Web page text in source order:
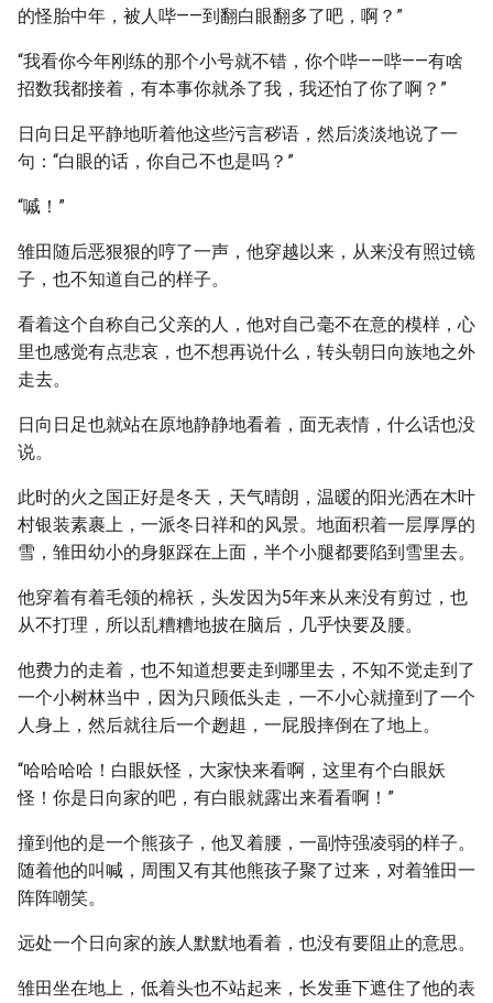
的怪胎中年，被人哔——到翻白眼翻多了吧，啊？”
“我看你今年刚练的那个小号就不错，你个哔——哔——有啥
招数我都接着，有本事你就杀了我，我还怕了你了啊？”
日向日足平静地听着他这些污言秽语，然后淡淡地说了一
句：“白眼的话，你自己不也是吗？”
“嘁！”
雏田随后恶狠狠的哼了一声，他穿越以来，从来没有照过镜
子，也不知道自己的样子。
看着这个自称自己父亲的人，他对自己毫不在意的模样，心
里也感觉有点悲哀，也不想再说什么，转头朝日向族地之外
走去。
日向日足也就站在原地静静地看着，面无表情，什么话也没
说。
此时的火之国正好是冬天，天气晴朗，温暖的阳光洒在木叶
村银装素裹上，一派冬日祥和的风景。地面积着一层厚厚的
雪，雏田幼小的身躯踩在上面，半个小腿都要陷到雪里去。
他穿着有着毛领的棉袄，头发因为5年来从来没有剪过，也
从不打理，所以乱糟糟地披在脑后，几乎快要及腰。
他费力的走着，也不知道想要走到哪里去，不知不觉走到了
一个小树林当中，因为只顾低头走，一不小心就撞到了一个
人身上，然后就往后一个趔趄，一屁股摔倒在了地上。
“哈哈哈哈！白眼妖怪，大家快来看啊，这里有个白眼妖
怪！你是日向家的吧，有白眼就露出来看看啊！”
撞到他的是一个熊孩子，他叉着腰，一副恃强凌弱的样子。
随着他的叫喊，周围又有其他熊孩子聚了过来，对着雏田一
阵阵嘲笑。
远处一个日向家的族人默默地看着，也没有要阻止的意思。
雏田坐在地上，低着头也不站起来，长发垂下遮住了他的表